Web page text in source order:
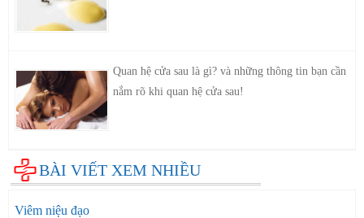
Quan hệ cửa sau là gì? và những thông tin bạn cần
nắm rõ khi quan hệ cửa sau!
BÀI VIẾT XEM NHIỀU
Viêm niệu đạo